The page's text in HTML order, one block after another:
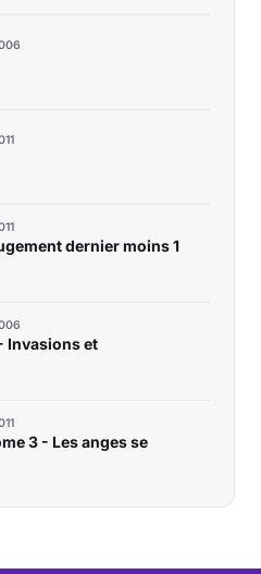
dernier moins 1
Invasions et
3 - Les anges se